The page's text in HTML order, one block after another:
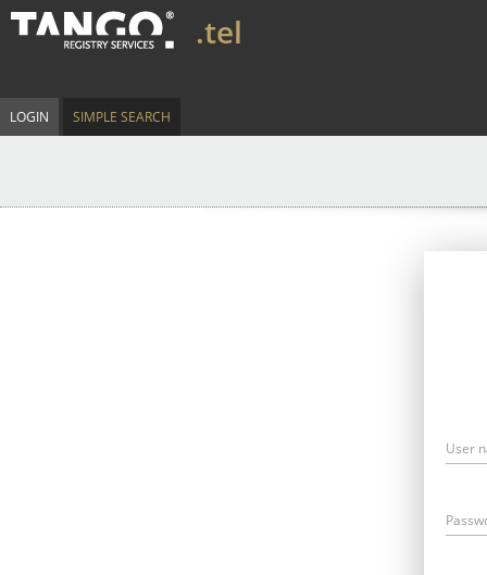
.tel
LOGIN SIMPLE SEARCH
User